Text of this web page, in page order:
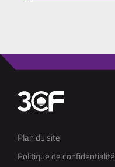
Plan du site
Politique de confidentialité